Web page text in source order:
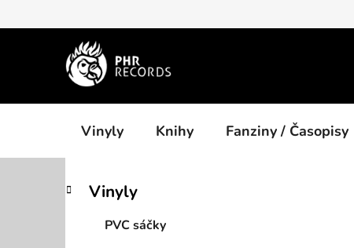
na
Vinyly Knihy Fanziny / Časopisy
PPřeskočit
kategorie
K
a
Vinyly
PVC sáčky